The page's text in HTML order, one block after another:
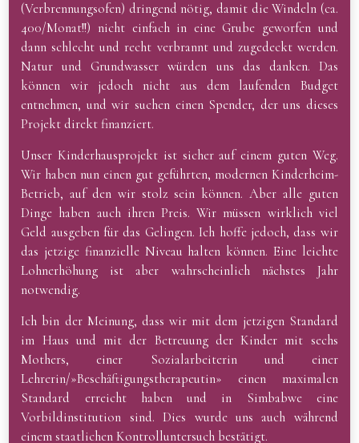
(Verbrennungsofen) dringend nötig, damit die Windeln (ca.
400/Monat!!) nicht einfach in eine Grube geworfen und
dann schlecht und recht verbrannt und zugedeckt werden.
Natur und Grundwasser würden uns das danken. Das
können wir jedoch nicht aus dem laufenden Budget
entnehmen, und wir suchen einen Spender, der uns dieses
Projekt direkt finanziert.
Unser Kinderhausprojekt ist sicher auf einem guten Weg.
Wir haben nun einen gut geführten, modernen Kinderheim-
Betrieb, auf den wir stolz sein können. Aber alle guten
Dinge haben auch ihren Preis. Wir müssen wirklich viel
Geld ausgeben für das Gelingen. Ich hoffe jedoch, dass wir
das jetzige finanzielle Niveau halten können. Eine leichte
Lohnerhöhung ist aber wahrscheinlich nächstes Jahr
notwendig.
Ich bin der Meinung, dass wir mit dem jetzigen Standard
im Haus und mit der Betreuung der Kinder mit sechs
Mothers, einer Sozialarbeiterin und einer
Lehrerin/»Beschäftigungstherapeutin» einen maximalen
Standard erreicht haben und in Simbabwe eine
Vorbildinstitution sind. Dies wurde uns auch während
einem staatlichen Kontrolluntersuch bestätigt.